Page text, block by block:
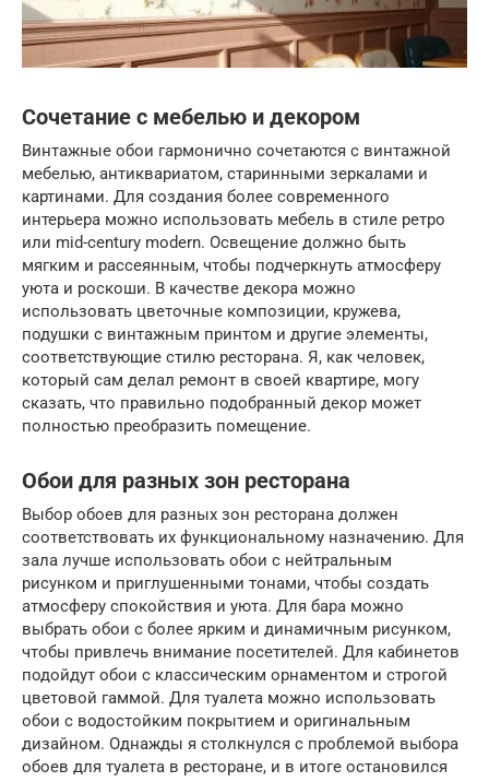
Сочетание с мебелью и декором
Винтажные обои гармонично сочетаются с винтажной
мебелью, антиквариатом, старинными зеркалами и
картинами. Для создания более современного
интерьера можно использовать мебель в стиле ретро
или mid-century modern. Освещение должно быть
мягким и рассеянным, чтобы подчеркнуть атмосферу
уюта и роскоши. В качестве декора можно
использовать цветочные композиции, кружева,
подушки с винтажным принтом и другие элементы,
соответствующие стилю ресторана. Я, как человек,
который сам делал ремонт в своей квартире, могу
сказать, что правильно подобранный декор может
полностью преобразить помещение.
Обои для разных зон ресторана
Выбор обоев для разных зон ресторана должен
соответствовать их функциональному назначению. Для
зала лучше использовать обои с нейтральным
рисунком и приглушенными тонами, чтобы создать
атмосферу спокойствия и уюта. Для бара можно
выбрать обои с более ярким и динамичным рисунком,
чтобы привлечь внимание посетителей. Для кабинетов
подойдут обои с классическим орнаментом и строгой
цветовой гаммой. Для туалета можно использовать
обои с водостойким покрытием и оригинальным
дизайном. Однажды я столкнулся с проблемой выбора
обоев для туалета в ресторане, и в итоге остановился